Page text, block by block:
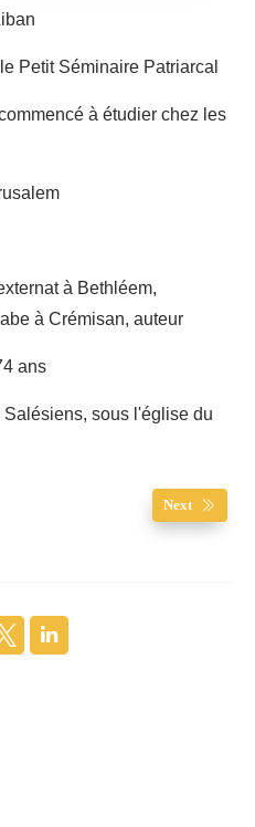
Petit Séminaire Patriarcal
à étudier chez les
à Bethléem,
à Crémisan, auteur
ans
sous l'église du
Next